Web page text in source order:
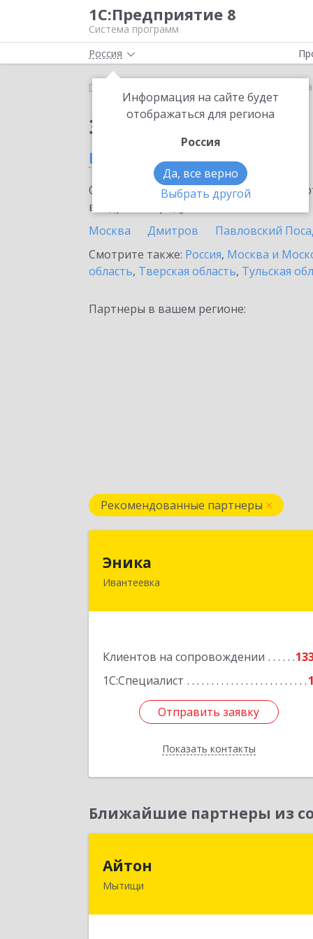
1С:Предприятие 8
Система программ
Россия
Информация на сайте будет
отображаться для региона
Россия
Да, все верно
Выбрать другой
Главная 1С:Линк в
Заказать 1С:Линк
в Ивантеевке
Ознакомьтесь с информационными
внедрение продукта.
Москва
Дмитров Павловский
Смотрите также: Россия, Москва и
область, Тверская область, Тульская
Партнеры в вашем регионе:
Рекомендованные партнеры
Эника
Ивантеевка
Клиентов на сопровождении
1С:Специалист
1
Отправить заявку
Показать контакты
Отправить заявку
Назад
Ближайшие партнеры из
Айтон
Мытищи
141006, Московская обл, Мытищи г,